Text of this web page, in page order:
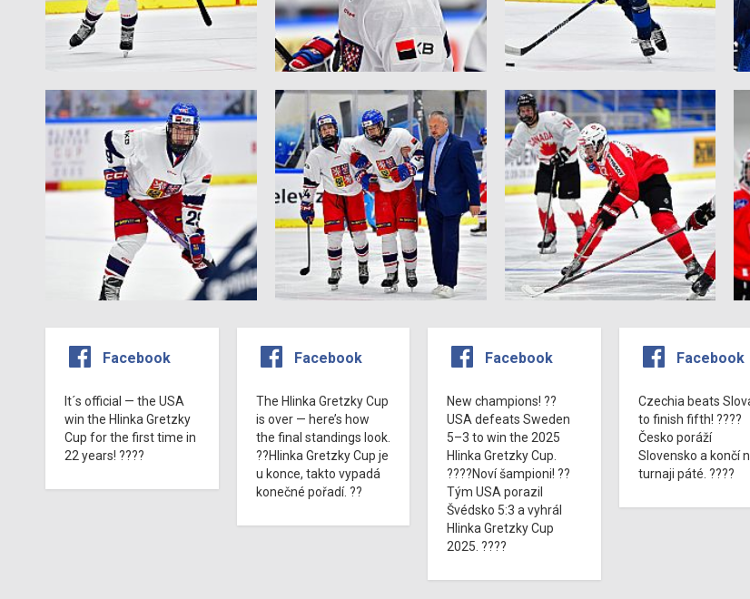
Facebook
It´s official — the USA
win the Hlinka Gretzky
Cup for the first time in
22 years! ????
Facebook
The Hlinka Gretzky Cup
is over — here’s how
the final standings look.
??Hlinka Gretzky Cup je
u konce, takto vypadá
konečné pořadí. ??
Facebook
New champions! ??
USA defeats Sweden
5–3 to win the 2025
Hlinka Gretzky Cup.
????Noví šampioni! ??
Tým USA porazil
Švédsko 5:3 a vyhrál
Hlinka Gretzky Cup
2025. ????
Facebook
Czechia beats
to finish fifth! ????
Česko poráží
Slovensko a končí
turnaji páté. ????